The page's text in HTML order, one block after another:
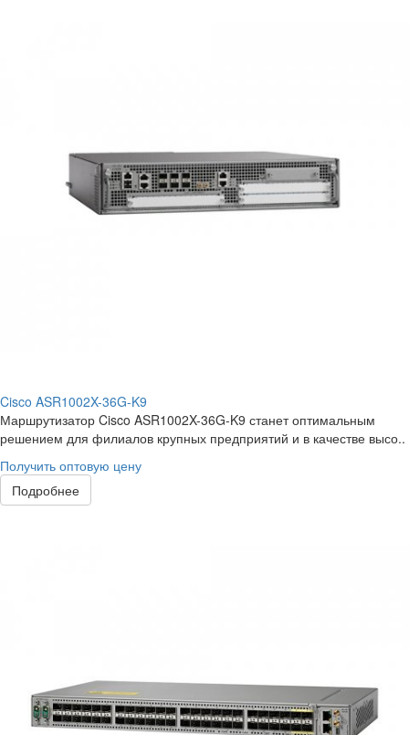
Cisco ASR1002X-36G-K9
Маршрутизатор Cisco ASR1002X-36G-K9 станет оптимальным
решением для филиалов крупных предприятий и в качестве высо..
Получить оптовую цену
Подробнее